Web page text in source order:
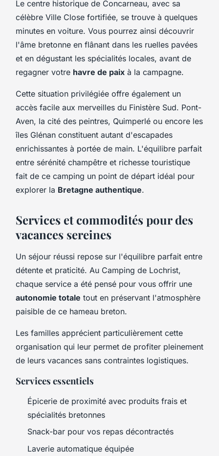
Le centre historique de Concarneau, avec sa
célèbre Ville Close fortifiée, se trouve à quelques
minutes en voiture. Vous pourrez ainsi découvrir
l'âme bretonne en flânant dans les ruelles pavées
et en dégustant les spécialités locales, avant de
regagner votre havre de paix à la campagne.
Cette situation privilégiée offre également un
accès facile aux merveilles du Finistère Sud. Pont-
Aven, la cité des peintres, Quimperlé ou encore les
îles Glénan constituent autant d'escapades
enrichissantes à portée de main. L'équilibre parfait
entre sérénité champêtre et richesse touristique
fait de ce camping un point de départ idéal pour
explorer la Bretagne authentique.
Services et commodités pour des
vacances sereines
Un séjour réussi repose sur l'équilibre parfait entre
détente et praticité. Au Camping de Lochrist,
chaque service a été pensé pour vous offrir une
autonomie totale tout en préservant l'atmosphère
paisible de ce hameau breton.
Les familles apprécient particulièrement cette
organisation qui leur permet de profiter pleinement
de leurs vacances sans contraintes logistiques.
Services essentiels
Épicerie de proximité avec produits frais et
spécialités bretonnes
Snack-bar pour vos repas décontractés
Laverie automatique équipée